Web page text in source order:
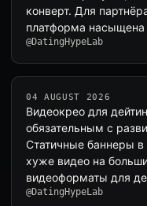
конверт. Для
платформа
@DatingHypeLab
04 AUGUST 2026
Видеокрео для
обязательным с
Статичные баннеры в
хуже видео на
видеоформаты для
@DatingHypeLab